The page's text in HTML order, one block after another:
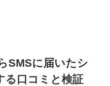
SMSに届いたシ
る口コミと検証